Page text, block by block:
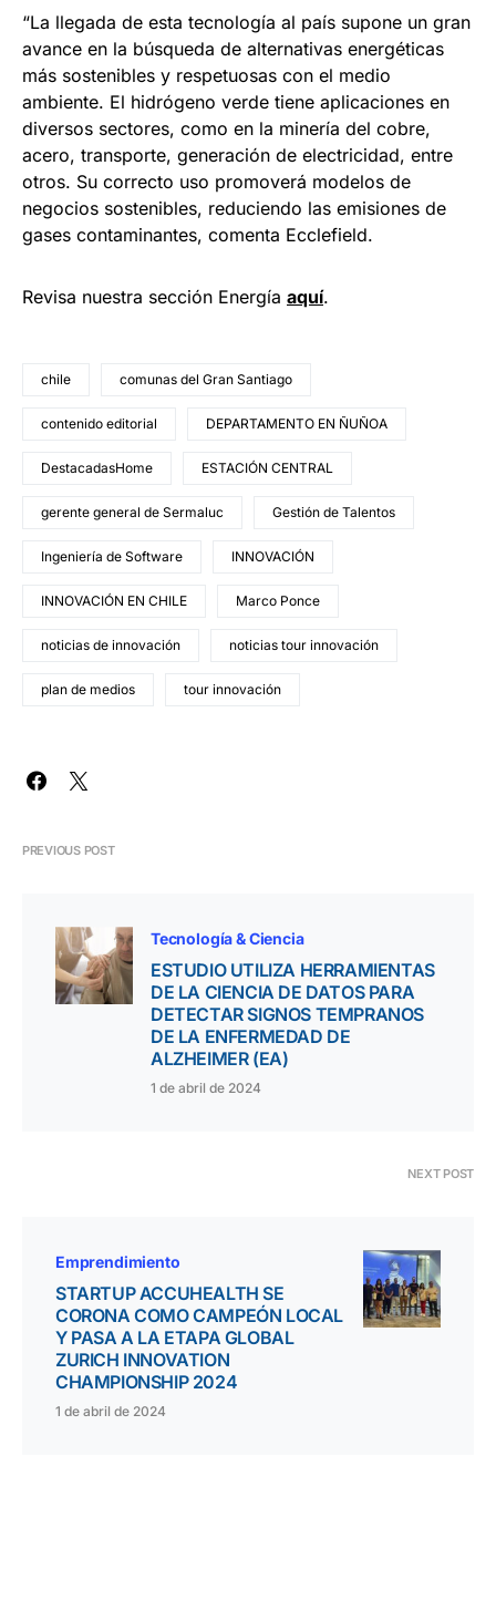
“La llegada de esta tecnología al país supone un gran
avance en la búsqueda de alternativas energéticas
más sostenibles y respetuosas con el medio
ambiente. El hidrógeno verde tiene aplicaciones en
diversos sectores, como en la minería del cobre,
acero, transporte, generación de electricidad, entre
otros. Su correcto uso promoverá modelos de
negocios sostenibles, reduciendo las emisiones de
gases contaminantes, comenta Ecclefield.
Revisa nuestra sección Energía aquí.
chile comunas del Gran Santiago
contenido editorial DEPARTAMENTO EN ÑUÑOA
DestacadasHome ESTACIÓN CENTRAL
gerente general de Sermaluc Gestión de Talentos
Ingeniería de Software INNOVACIÓN
INNOVACIÓN EN CHILE Marco Ponce
noticias de innovación noticias tour innovación
plan de medios tour innovación
PREVIOUS POST
Tecnología & Ciencia
ESTUDIO UTILIZA HERRAMIENTAS
DE LA CIENCIA DE DATOS PARA
DETECTAR SIGNOS TEMPRANOS
DE LA ENFERMEDAD DE
ALZHEIMER (EA)
1 de abril de 2024
NEXT POST
Emprendimiento
STARTUP ACCUHEALTH SE
CORONA COMO CAMPEÓN LOCAL
Y PASA A LA ETAPA GLOBAL
ZURICH INNOVATION
CHAMPIONSHIP 2024
1 de abril de 2024